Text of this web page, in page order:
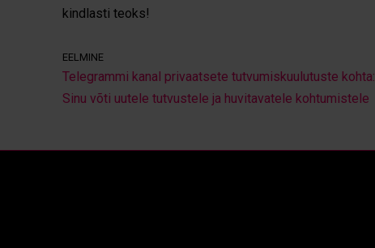
kindlasti teoks!
EELMINE
Telegrammi kanal privaatsete tutvumiskuulutuste kohta:
Sinu võti uutele tutvustele ja huvitavatele kohtumistele